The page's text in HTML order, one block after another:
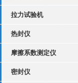
拉力试验机
热封仪
摩擦系数测定仪
密封仪